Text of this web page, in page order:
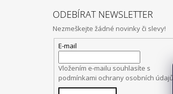
ODEBÍRAT NEWSLETTER
Nezmeškejte žádné novinky či slevy!
E-mail
Vložením e-mailu souhlasíte s
podmínkami ochrany osobních údajů